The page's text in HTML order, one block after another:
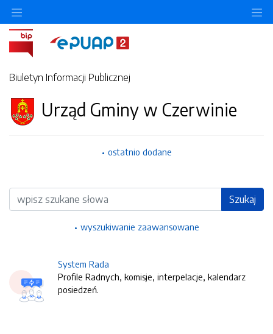
Biuletyn Informacji Publicznej
Urząd Gminy w Czerwinie
ostatnio dodane
Wyszukiwarka Szukaj
wyszukiwanie zaawansowane
System Rada
Profile Radnych, komisje, interpelacje, kalendarz
posiedzeń.